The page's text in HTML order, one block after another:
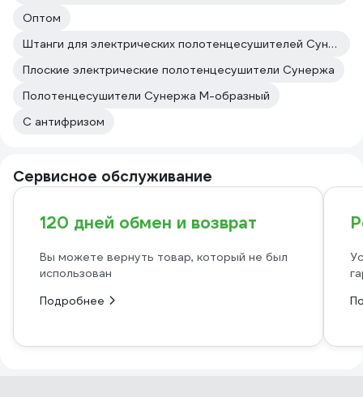
Оптом
Штанги для электрических полотенцесушителей Сунержа
Плоские электрические полотенцесушители Сунержа
Полотенцесушители Сунержа М-образный
С антифризом
Сервисное обслуживание
120 дней обмен и возврат
Вы можете вернуть товар, который не был
использован
Подробнее